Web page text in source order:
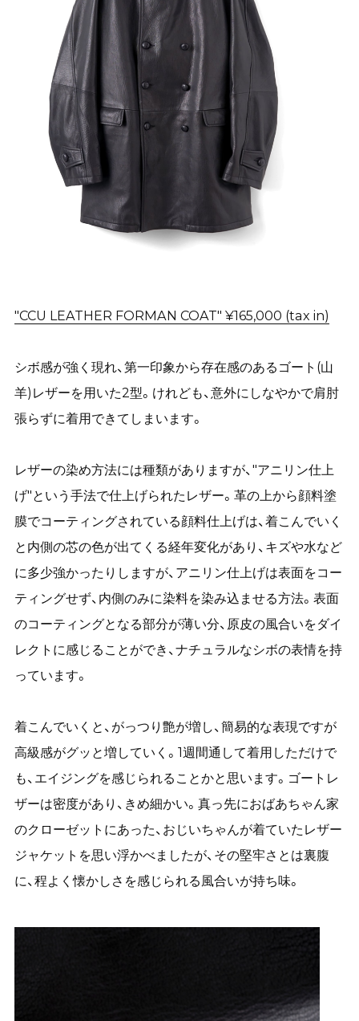
"CCU LEATHER FORMAN COAT" ¥165,000 (tax in)
シボ感が強く現れ、第一印象から存在感のあるゴート(山
羊)レザーを用いた2型。けれども、意外にしなやかで肩肘
張らずに着用できてしまいます。
レザーの染め方法には種類がありますが、"アニリン仕上
げ"という手法で仕上げられたレザー。革の上から顔料塗
膜でコーティングされている顔料仕上げは、着こんでいく
と内側の芯の色が出てくる経年変化があり、キズや水など
に多少強かったりしますが、アニリン仕上げは表面をコー
ティングせず、内側のみに染料を染み込ませる方法。表面
のコーティングとなる部分が薄い分、原皮の風合いをダイ
レクトに感じることができ、ナチュラルなシボの表情を持
っています。
着こんでいくと、がっつり艶が増し、簡易的な表現ですが
高級感がグッと増していく。1週間通して着用しただけで
も、エイジングを感じられることかと思います。ゴートレ
ザーは密度があり、きめ細かい。真っ先におばあちゃん家
のクローゼットにあった、おじいちゃんが着ていたレザー
ジャケットを思い浮かべましたが、その堅牢さとは裏腹
に、程よく懐かしさを感じられる風合いが持ち味。